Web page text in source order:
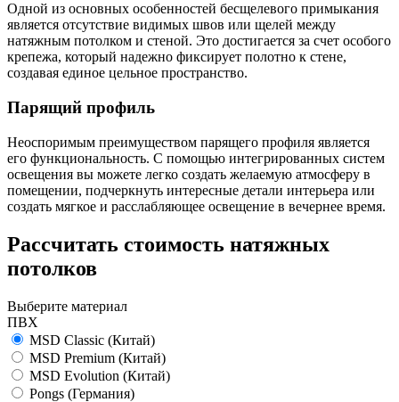
Одной из основных особенностей бесщелевого примыкания
является отсутствие видимых швов или щелей между
натяжным потолком и стеной. Это достигается за счет особого
крепежа, который надежно фиксирует полотно к стене,
создавая единое цельное пространство.
Парящий профиль
Неоспоримым преимуществом парящего профиля является
его функциональность. С помощью интегрированных систем
освещения вы можете легко создать желаемую атмосферу в
помещении, подчеркнуть интересные детали интерьера или
создать мягкое и расслабляющее освещение в вечернее время.
Рассчитать стоимость натяжных
потолков
Выберите материал
ПВХ
MSD Classic (Китай)
MSD Premium (Китай)
MSD Evolution (Китай)
Pongs (Германия)